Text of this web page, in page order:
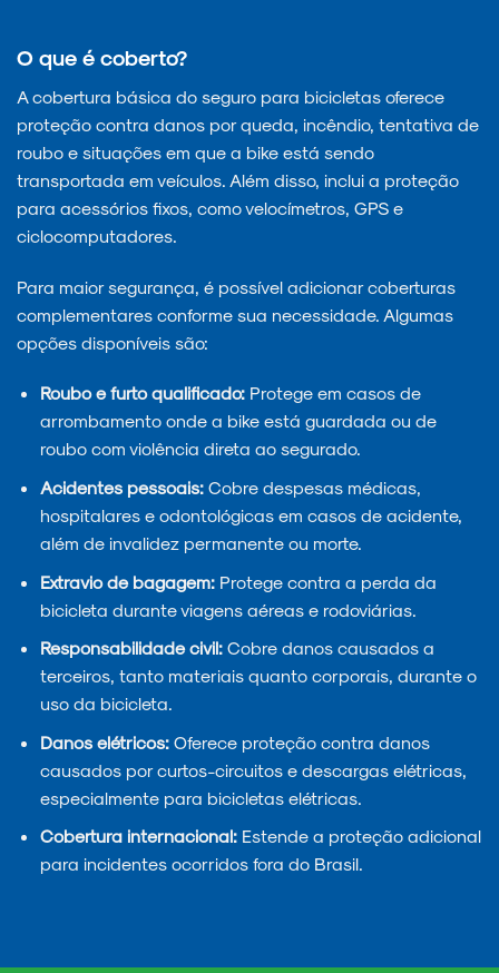
O que é coberto?
A cobertura básica do seguro para bicicletas oferece
proteção contra danos por queda, incêndio, tentativa de
roubo e situações em que a bike está sendo
transportada em veículos. Além disso, inclui a proteção
para acessórios fixos, como velocímetros, GPS e
ciclocomputadores.
Para maior segurança, é possível adicionar coberturas
complementares conforme sua necessidade. Algumas
opções disponíveis são:
Roubo e furto qualificado:Protege em casos de
arrombamento onde a bike está guardada ou de
roubo com violência direta ao segurado.
Acidentes pessoais:Cobre despesas médicas,
hospitalares e odontológicas em casos de acidente,
além de invalidez permanente ou morte.
Extravio de bagagem:Protege contra a perda da
bicicleta durante viagens aéreas e rodoviárias.
Responsabilidade civil:Cobre danos causados a
terceiros, tanto materiais quanto corporais, durante o
uso da bicicleta.
Danos elétricos:Oferece proteção contra danos
causados por curtos-circuitos e descargas elétricas,
especialmente para bicicletas elétricas.
Cobertura internacional:Estende a proteção adicional
para incidentes ocorridos fora do Brasil.